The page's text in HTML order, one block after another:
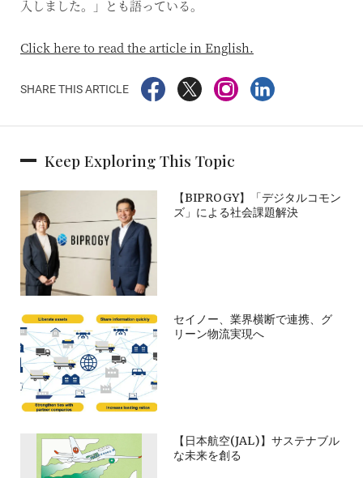
入しました。」とも語っている。
Click here to read the article in English.
SHARE THIS ARTICLE
Keep Exploring This Topic
【BIPROGY】「デジタルコモン
ズ」による社会課題解決
セイノー、業界横断で連携、グ
リーン物流実現へ
【日本航空(JAL)】サステナブル
な未来を創る